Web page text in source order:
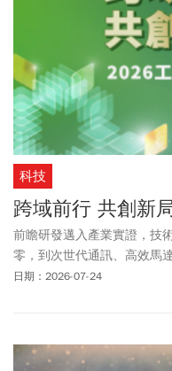
科技
跨域前行 共創新
前瞻研發邁入產業實證，技
零，到次世代通訊、高效馬
量。
日期：2026-07-24